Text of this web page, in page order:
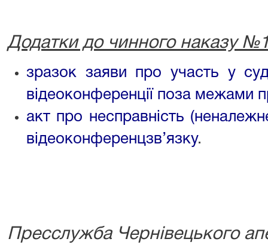
Додатки до чинного наказу
зразок заяви про участь у
відеоконференції поза межами
акт про несправність
відеоконференцзв’язку.
Пресслужба Чернівецького